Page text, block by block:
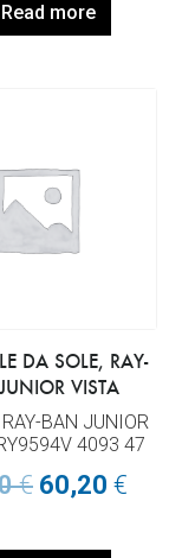
Read more
DA SOLE, RAY-
VISTA
BAN JUNIOR
4093 47
€ 60,20 €